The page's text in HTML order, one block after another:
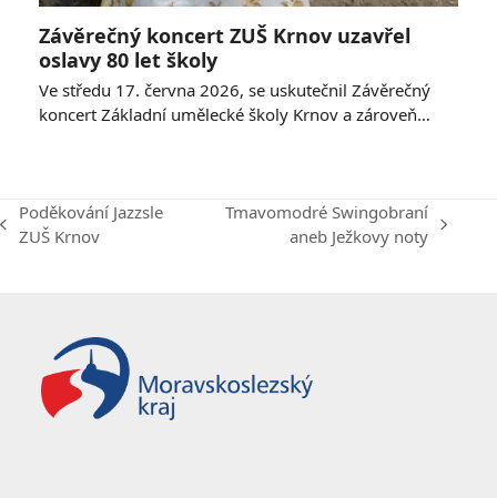
Závěrečný koncert ZUŠ Krnov uzavřel
oslavy 80 let školy
Ve středu 17. června 2026, se uskutečnil Závěrečný
koncert Základní umělecké školy Krnov a zároveň…
previous
Poděkování Jazzsle
ZUŠ Krnov
Tmavomodré Swingobraní
aneb Ježkovy noty